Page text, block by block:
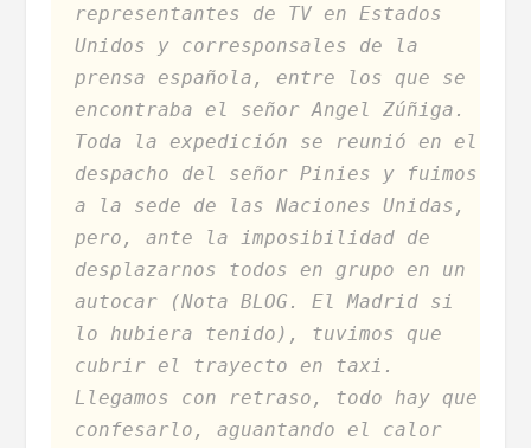
representantes de TV en Estados
Unidos y corresponsales de la
prensa española, entre los que se
encontraba el señor Angel Zúñiga.
Toda la expedición se reunió en el
despacho del señor Pinies y fuimos
a la sede de las Naciones Unidas,
pero, ante la imposibilidad de
desplazarnos todos en grupo en un
autocar (Nota BLOG. El Madrid si
lo hubiera tenido), tuvimos que
cubrir el trayecto en taxi.
Llegamos con retraso, todo hay que
confesarlo, aguantando el calor